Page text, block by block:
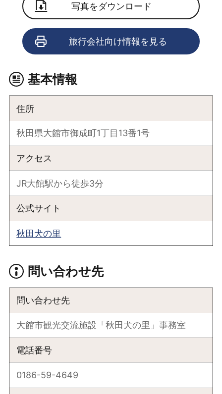
写真をダウンロード
旅行会社向け情報を見る
基本情報
住所
秋田県大館市御成町1丁目13番1号
アクセス
JR大館駅から徒歩3分
公式サイト
秋田犬の里
問い合わせ先
問い合わせ先
大館市観光交流施設「秋田犬の里」事務室
電話番号
0186-59-4649